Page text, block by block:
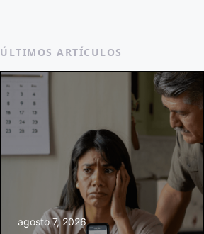
ÚLTIMOS ARTÍCULOS
agosto 7, 2026